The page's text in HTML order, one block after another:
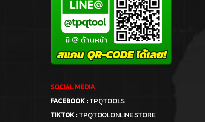
SOCIAL MEDIA
FACEBOOK :TPQTOOLS
TIKTOK :TPQTOOLONLINE.STORE